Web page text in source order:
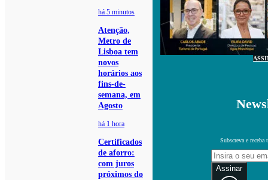
há 5 minutos
Atenção,
Metro de
Lisboa tem
novos
horários aos
fins-de-
semana, em
Agosto
há 1 hora
Certificados
de aforro:
com juros
próximos do
Subscreva e receba
Assinar